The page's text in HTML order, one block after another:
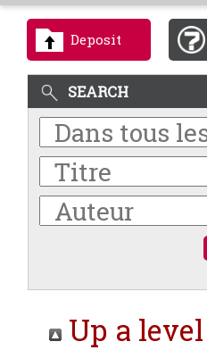
Deposit
SEARCH
Up a level